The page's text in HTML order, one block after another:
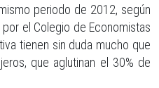
periodo de 2012, según
el Colegio de Economistas
tienen sin duda mucho que
que aglutinan el 30% de